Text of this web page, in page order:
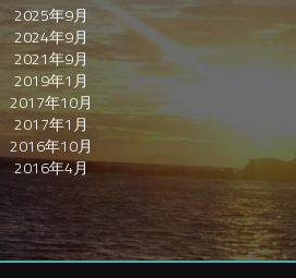
2025年9月
2024年9月
2021年9月
2019年1月
2017年10月
2017年1月
2016年10月
2016年4月